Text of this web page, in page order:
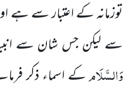
توزمانہ کے اعتبار سے ہے
سے لیکن جس شان سے
وَالسَّلَامکے اسماء ذکر